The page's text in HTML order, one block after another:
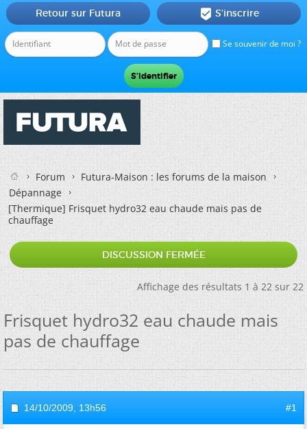
Se souvenir de moi ?
Retour sur Futura  S'inscrire
Forum
Futura-Maison : les forums de la maison
Dépannage
[Thermique]Frisquet hydro32 eau chaude mais pas de
chauffage
DISCUSSION FERMÉE
Affichage des résultats 1 à 22 sur 22
Frisquet hydro32 eau chaude mais
pas de chauffage
14/10/2009, 13h56 #1